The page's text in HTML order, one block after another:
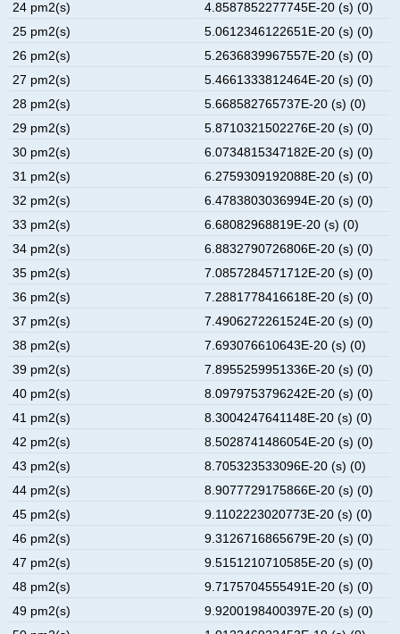
24 pm2(s)
4.8587852277745E-20 (s) (0)
25 pm2(s)
5.0612346122651E-20 (s) (0)
26 pm2(s)
5.2636839967557E-20 (s) (0)
27 pm2(s)
5.4661333812464E-20 (s) (0)
28 pm2(s)
5.668582765737E-20 (s) (0)
29 pm2(s)
5.8710321502276E-20 (s) (0)
30 pm2(s)
6.0734815347182E-20 (s) (0)
31 pm2(s)
6.2759309192088E-20 (s) (0)
32 pm2(s)
6.4783803036994E-20 (s) (0)
33 pm2(s)
6.68082968819E-20 (s) (0)
34 pm2(s)
6.8832790726806E-20 (s) (0)
35 pm2(s)
7.0857284571712E-20 (s) (0)
36 pm2(s)
7.2881778416618E-20 (s) (0)
37 pm2(s)
7.4906272261524E-20 (s) (0)
38 pm2(s)
7.693076610643E-20 (s) (0)
39 pm2(s)
7.8955259951336E-20 (s) (0)
40 pm2(s)
8.0979753796242E-20 (s) (0)
41 pm2(s)
8.3004247641148E-20 (s) (0)
42 pm2(s)
8.5028741486054E-20 (s) (0)
43 pm2(s)
8.705323533096E-20 (s) (0)
44 pm2(s)
8.9077729175866E-20 (s) (0)
45 pm2(s)
9.1102223020773E-20 (s) (0)
46 pm2(s)
9.3126716865679E-20 (s) (0)
47 pm2(s)
9.5151210710585E-20 (s) (0)
48 pm2(s)
9.7175704555491E-20 (s) (0)
49 pm2(s)
9.9200198400397E-20 (s) (0)